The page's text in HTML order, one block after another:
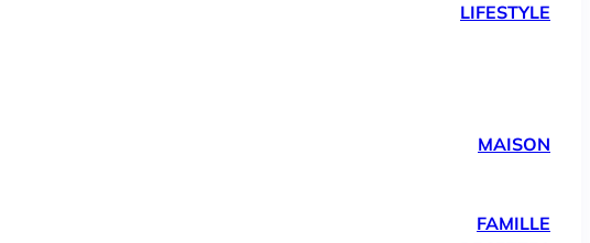
LIFESTYLE
MAISON
FAMILLE